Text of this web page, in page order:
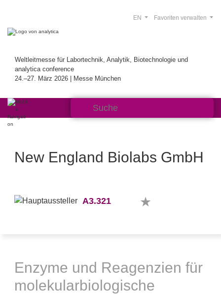
Weltleitmesse für Labortechnik, Analytik, Biotechnologie und
analytica conference
24.–27. März 2026 | Messe München
Favoriten verwalten
EN
New England Biolabs GmbH
A3.321
Enzyme und Reagenzien für
molekularbiologische